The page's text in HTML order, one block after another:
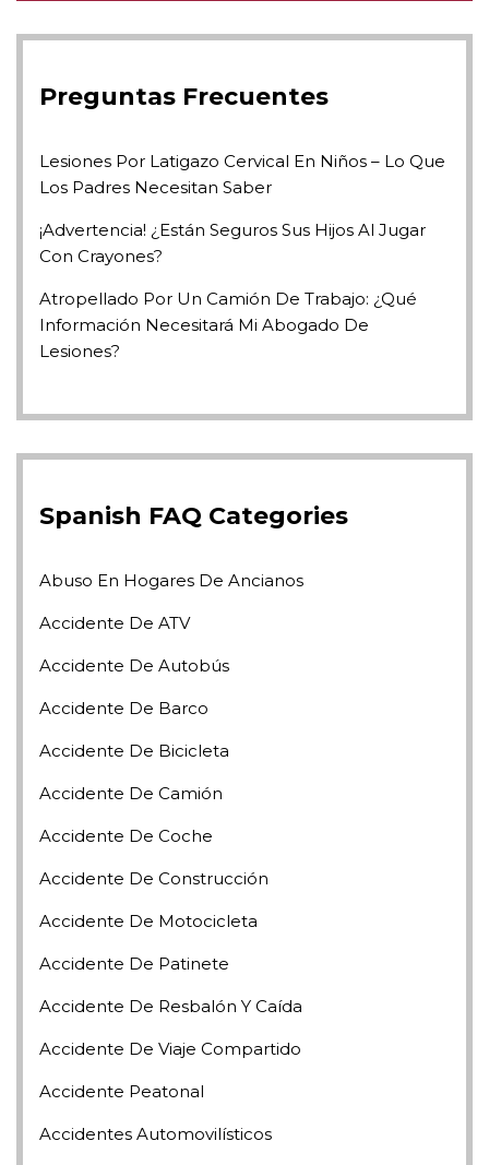
Preguntas Frecuentes
Lesiones Por Latigazo Cervical En Niños – Lo Que
Los Padres Necesitan Saber
¡Advertencia! ¿Están Seguros Sus Hijos Al Jugar
Con Crayones?
Atropellado Por Un Camión De Trabajo: ¿Qué
Información Necesitará Mi Abogado De
Lesiones?
Spanish FAQ Categories
Abuso En Hogares De Ancianos
Accidente De ATV
Accidente De Autobús
Accidente De Barco
Accidente De Bicicleta
Accidente De Camión
Accidente De Coche
Accidente De Construcción
Accidente De Motocicleta
Accidente De Patinete
Accidente De Resbalón Y Caída
Accidente De Viaje Compartido
Accidente Peatonal
Accidentes Automovilísticos